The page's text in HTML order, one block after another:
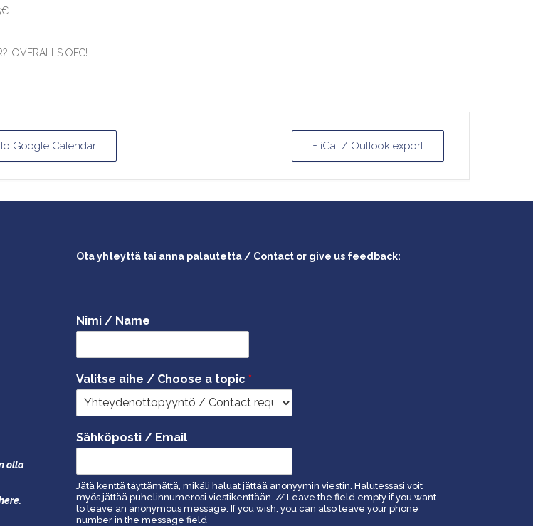
OVERALLS OFC!
Google Calendar + iCal / Outlook export
olla
.
Ota yhteyttä tai anna palautetta / Contact or give us feedback:
Nimi / Name
Valitse aihe / Choose a topic *
Sähköposti / Email
Jätä kenttä täyttämättä, mikäli haluat jättää anonyymin viestin. Halutessasi voit
myös jättää puhelinnumerosi viestikenttään. // Leave the field empty if you want
to leave an anonymous message. If you wish, you can also leave your phone
number in the message field